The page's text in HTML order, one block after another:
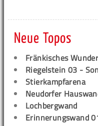
Neue Topos
Fränkisches
Riegelstein 03 -
Stierkampfarena
Neudorfer
Lochbergwand
Erinnerungswand